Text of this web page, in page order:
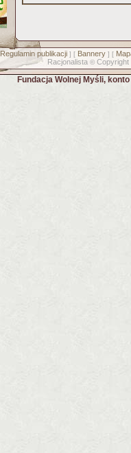
Regulamin publikacji] [ Bannery] [
Racjonalista © Copyright
Fundacja Wolnej Myśli,